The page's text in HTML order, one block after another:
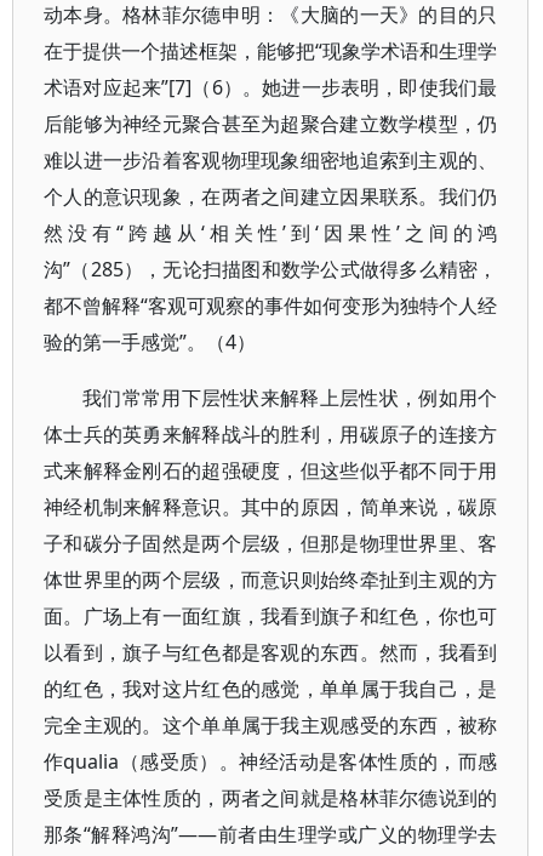
动本身。格林菲尔德申明：《大脑的一天》的目的只
在于提供一个描述框架，能够把“现象学术语和生理学
术语对应起来”[7]（6）。她进一步表明，即使我们最
后能够为神经元聚合甚至为超聚合建立数学模型，仍
难以进一步沿着客观物理现象细密地追索到主观的、
个人的意识现象，在两者之间建立因果联系。我们仍
然没有“跨越从‘相关性’到‘因果性’之间的鸿
沟”（285），无论扫描图和数学公式做得多么精密，
都不曾解释“客观可观察的事件如何变形为独特个人经
验的第一手感觉”。（4）
我们常常用下层性状来解释上层性状，例如用个
体士兵的英勇来解释战斗的胜利，用碳原子的连接方
式来解释金刚石的超强硬度，但这些似乎都不同于用
神经机制来解释意识。其中的原因，简单来说，碳原
子和碳分子固然是两个层级，但那是物理世界里、客
体世界里的两个层级，而意识则始终牵扯到主观的方
面。广场上有一面红旗，我看到旗子和红色，你也可
以看到，旗子与红色都是客观的东西。然而，我看到
的红色，我对这片红色的感觉，单单属于我自己，是
完全主观的。这个单单属于我主观感受的东西，被称
作qualia（感受质）。神经活动是客体性质的，而感
受质是主体性质的，两者之间就是格林菲尔德说到的
那条“解释鸿沟”——前者由生理学或广义的物理学去